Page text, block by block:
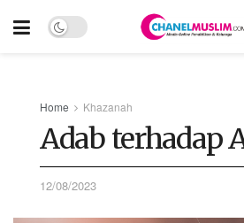
Home Khazanah
Adab terhadap
12/08/2023